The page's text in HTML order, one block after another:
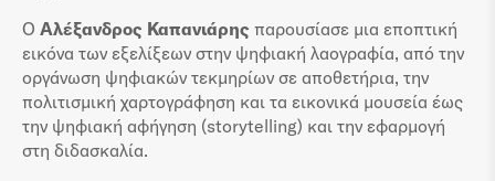
Ο Αλέξανδρος Καπανιάρης παρουσίασε μια εποπτική
εικόνα των εξελίξεων στην ψηφιακή λαογραφία, από την
οργάνωση ψηφιακών τεκμηρίων σε αποθετήρια, την
πολιτισμική χαρτογράφηση και τα εικονικά μουσεία έως
την ψηφιακή αφήγηση (storytelling) και την εφαρμογή
στη διδασκαλία.